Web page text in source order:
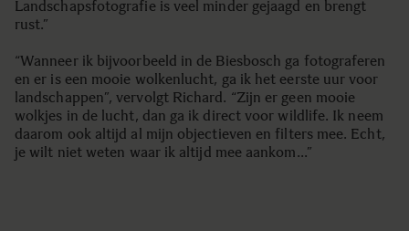
Landschapsfotografie is veel minder gejaagd en brengt
rust.”
“Wanneer ik bijvoorbeeld in de Biesbosch ga fotograferen
en er is een mooie wolkenlucht, ga ik het eerste uur voor
landschappen”, vervolgt Richard. “Zijn er geen mooie
wolkjes in de lucht, dan ga ik direct voor wildlife. Ik neem
daarom ook altijd al mijn objectieven en filters mee. Echt,
je wilt niet weten waar ik altijd mee aankom…”